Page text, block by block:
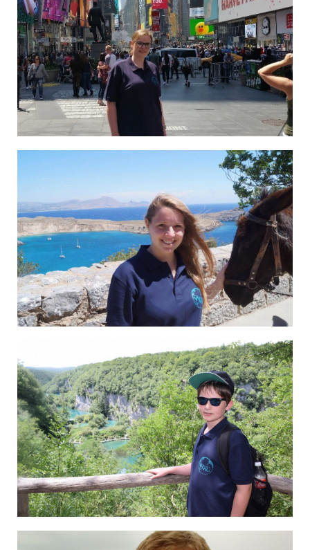
Marina in New York
Michelle auf Rhodos
Thomas auf Kroatien